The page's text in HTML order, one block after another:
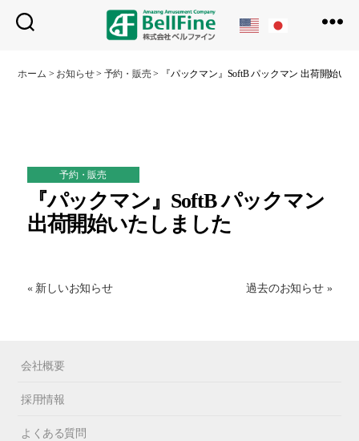
フ
ホーム > お知らせ> 予約・販売> 『パックマン』SoftB パックマン 出荷開始い
予約・販売
『パックマン』SoftB パックマン
出荷開始いたしました
« 新しいお知らせ 過去のお知らせ »
会社概要
採用情報
よくある質問